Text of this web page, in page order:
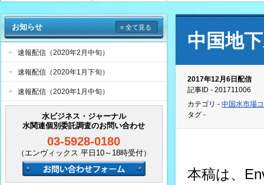
中国地
2017年12月6日配信
記事ID - 201711006
カテゴリ - 中国水市場
タグ -
本稿は、
お知らせ » 全て見る
速報配信（2020年2月中旬）
速報配信（2020年1月下旬）
速報配信（2020年1月中旬）
水ビジネス・ジャーナル
水関連個別委託調査のお問い合わせ
03-5928-0180
（エンヴィックス 平日10～18時受付）